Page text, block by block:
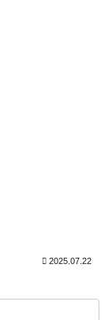
2025.07.22